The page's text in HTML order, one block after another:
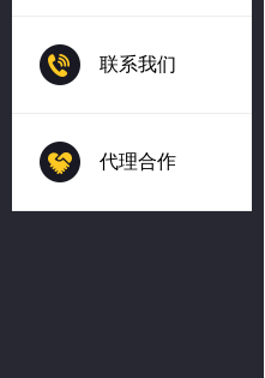
联系我们
代理合作